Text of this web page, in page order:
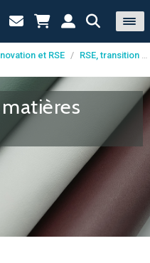
et RSE / RSE, transition écologique et énergétique